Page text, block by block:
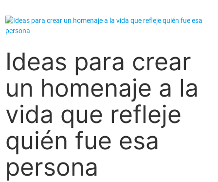
Ideas para crear
un homenaje a la
vida que refleje
quién fue esa
persona